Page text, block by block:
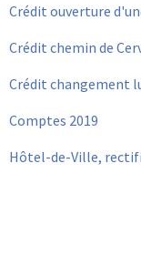
Crédit ouverture
Crédit chemin de
Crédit changement
Comptes 2019
Hôtel-de-Ville,